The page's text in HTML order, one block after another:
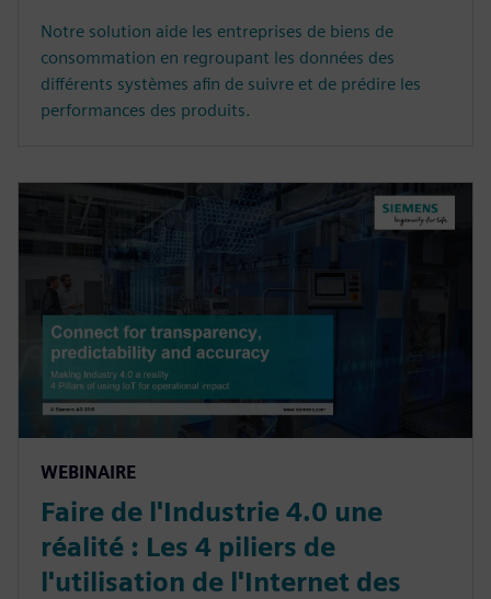
Notre solution aide les entreprises de biens de
consommation en regroupant les données des
différents systèmes afin de suivre et de prédire les
performances des produits.
WEBINAIRE
Faire de l'Industrie 4.0 une
réalité : Les 4 piliers de
l'utilisation de l'Internet des